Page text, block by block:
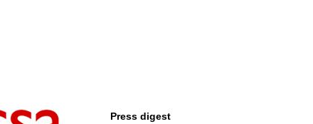
Press digest